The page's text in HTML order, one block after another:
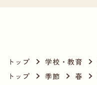
トップ 学校・教育
トップ 季節 春